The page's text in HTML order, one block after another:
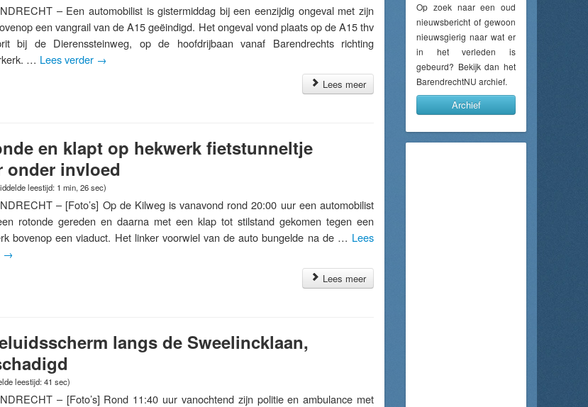
– Een automobilist is gistermiddag bij een eenzijdig ongeval met zijn
een vangrail van de A15 geëindigd. Het ongeval vond plaats op de A15 thv
bij de Dierenssteinweg, op de hoofdrijbaan vanaf Barendrechts richting
… Lees verder →
Lees meer
en klapt op hekwerk fietstunneltje
onder invloed
leestijd: 1 min, 26 sec)
– [Foto’s] Op de Kilweg is vanavond rond 20:00 uur een automobilist
rotonde gereden en daarna met een klap tot stilstand gekomen tegen een
bovenop een viaduct. Het linker voorwiel van de auto bungelde na de … Lees
→
Lees meer
langs de Sweelincklaan,
leestijd: 41 sec)
– [Foto’s] Rond 11:40 uur vanochtend zijn politie en ambulance met
Op zoek naar een oud
nieuwsbericht of gewoon
nieuwsgierig naar wat er
in het verleden is
gebeurd? Bekijk dan het
BarendrechtNU archief.
Archief